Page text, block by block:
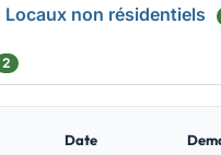
Locaux non résidentiels
2
Date